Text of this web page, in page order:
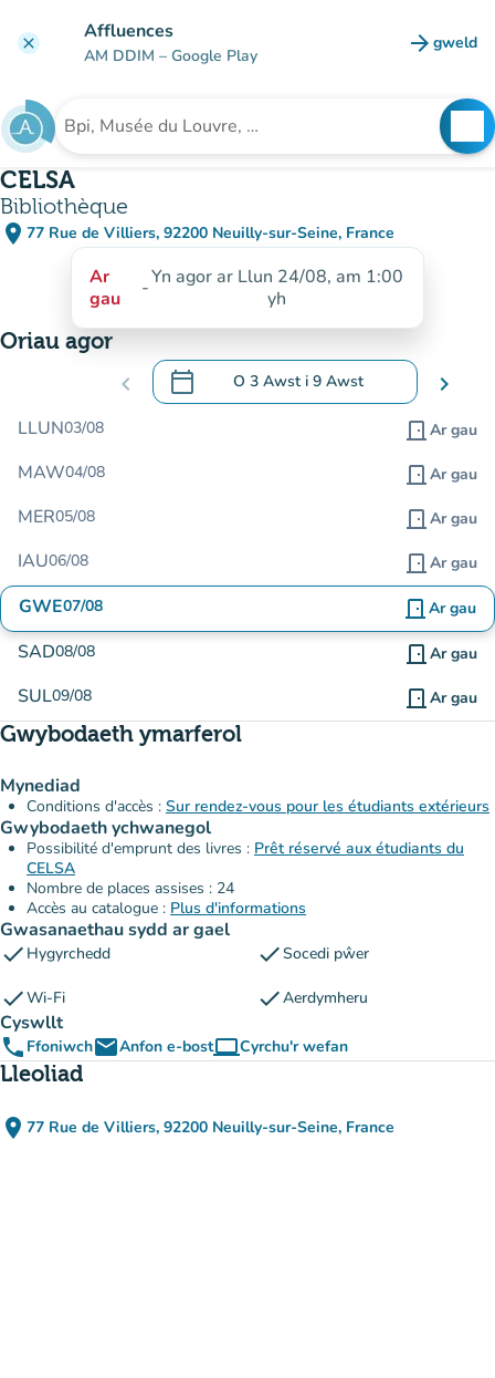
clear Affluences
AM DDIM – Google Play arrow_forward gweld
(tab
Chwilio am sefydliad
CELSA
Bibliothèque
place 77 Rue de Villiers, 92200 Neuilly-sur-Seine, France
(agor yn Google Maps)
(tab newydd)
Ar
gau
-Yn agor ar Llun 24/08, am 1:00
yh
Oriau agor
chevron_left calendar_today O 3 Awst i 9 Awst
.Agor y calendr i newid dyddiadau chevron_right
LLUN03/08 door_front Ar gau
MAW04/08 door_front Ar gau
MER05/08 door_front Ar gau
IAU06/08 door_front Ar gau
GWE07/08 door_front Ar gau
SAD08/08 door_front Ar gau
SUL09/08 door_front Ar gau
Gwybodaeth ymarferol
Mynediad
Conditions d'accès : Sur rendez-vous pour les étudiants extérieurs
Gwybodaeth ychwanegol
Possibilité d'emprunt des livres : Prêt réservé aux étudiants du
CELSA
Nombre de places assises : 24
Accès au catalogue : Plus d'informations
Gwasanaethau sydd ar gael
check Hygyrchedd checkSocedi pŵer
checkWi-Fi checkAerdymheru
Cyswllt
phone FfoniwchemailAnfon e-bostcomputerCyrchu'r wefan
(tab newydd)
Lleoliad
place 77 Rue de Villiers, 92200 Neuilly-sur-Seine, France
(agor yn Google Maps)
(tab newydd)